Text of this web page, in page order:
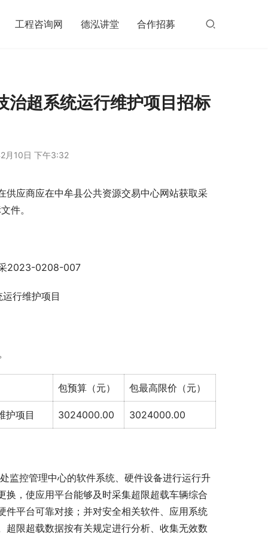
工程咨询网 德泓讲堂 合作招募
治超系统运行维护项目招标
月10日 下午3:32
应商应在中牟县公共资源交易中心网站获取采
件。
采2023-0208-007
行维护项目
包预算（元） 包最高限价（元）
护项目 3024000.00 3024000.00
监控管理中心的软件系统、硬件设备进行运行升
，使应用平台能够及时采集超限超载车辆综合
平台可靠对接；并对安全相关软件、应用系统
限超载数据按有关规定进行分析、收集无效数